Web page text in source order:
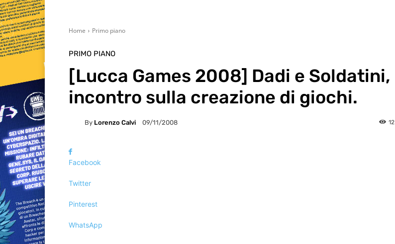
Home Primo piano
PRIMO PIANO
[Lucca Games 2008] Dadi e Soldatini,
incontro sulla creazione di giochi.
By Lorenzo Calvi 09/11/2008 12
Facebook
Twitter
Pinterest
WhatsApp